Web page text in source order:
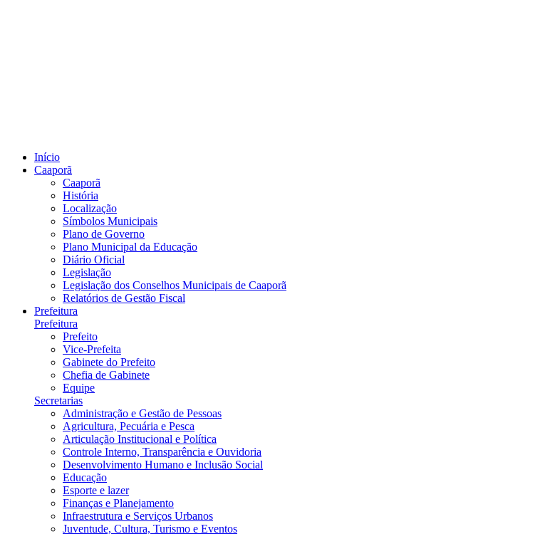
Início
Caaporã
Caaporã
História
Localização
Símbolos Municipais
Plano de Governo
Plano Municipal da Educação
Diário Oficial
Legislação
Legislação dos Conselhos Municipais de Caaporã
Relatórios de Gestão Fiscal
Prefeitura
Prefeitura
Prefeito
Vice-Prefeita
Gabinete do Prefeito
Chefia de Gabinete
Equipe
Secretarias
Administração e Gestão de Pessoas
Agricultura, Pecuária e Pesca
Articulação Institucional e Política
Controle Interno, Transparência e Ouvidoria
Desenvolvimento Humano e Inclusão Social
Educação
Esporte e lazer
Finanças e Planejamento
Infraestrutura e Serviços Urbanos
Juventude, Cultura, Turismo e Eventos